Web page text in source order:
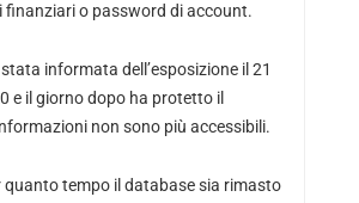
finanziari o password di account.
informata dell’esposizione il 21
e il giorno dopo ha protetto il
non sono più accessibili.
quanto tempo il database sia rimasto